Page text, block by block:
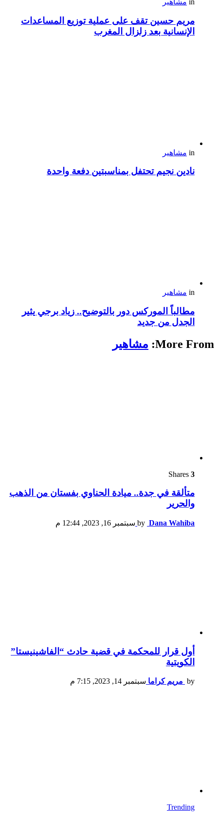
in مشاهير
مريم حسين تقف على عملية توزيع المساعدات
الإنسانية بعد زلزال المغرب
in مشاهير
نادين نجيم تحتفل بمناسبتين دفعة واحدة
in مشاهير
مطالباً الموركس دور بالتوضيح.. زياد برجي يثير
الجدل من جديد
More From: مشاهير
3
متألقة في جدة.. ميادة الحناوي بفستان من الذهب
والحرير
by Dana Wahiba سبتمبر 16, 2023, 12:44 م
أول قرار للمحكمة في قضية حادث “الفاشينيستا”
الكويتية
by مريم كراما سبتمبر 14, 2023, 7:15 م
Trending